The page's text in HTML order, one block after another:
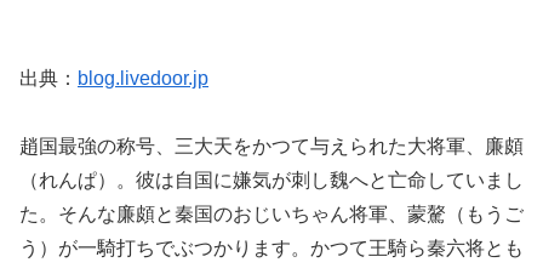
出典： blog.livedoor.jp
趙国最強の称号、三大天をかつて与えられた大将軍、廉頗
（れんぱ）。彼は自国に嫌気が刺し魏へと亡命していまし
た。そんな廉頗と秦国のおじいちゃん将軍、蒙驁（もうご
う）が一騎打ちでぶつかります。かつて王騎ら秦六将とも